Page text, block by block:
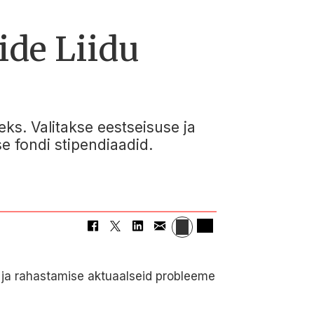
Liidu
Valitakse eestseisuse ja
fondi stipendiaadid.
rahastamise aktuaalseid probleeme